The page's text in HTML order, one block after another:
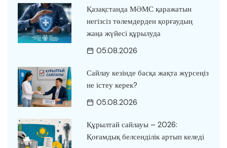
Қазақстанда МӘМС қаражатын
негізсіз төлемдерден қорғаудың
жаңа жүйесі құрылуда
05.08.2026
Сайлау кезінде басқа жақта жүрсеңіз
не істеу керек?
05.08.2026
Құрылтай сайлауы – 2026:
Қоғамдық белсенділік артып келеді